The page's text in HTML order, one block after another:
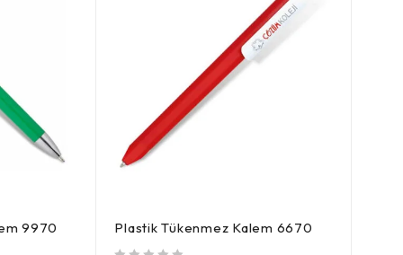
9970 Plastik Tükenmez Kalem 6670